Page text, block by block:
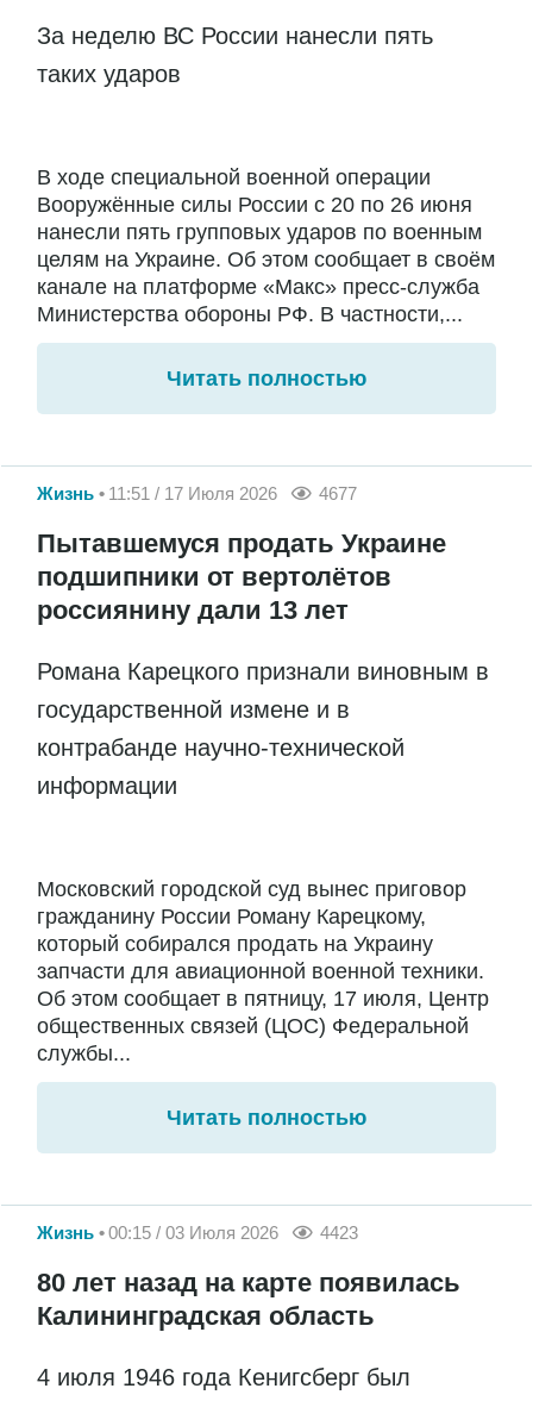
За неделю ВС России нанесли пять
таких ударов
В ходе специальной военной операции
Вооружённые силы России с 20 по 26 июня
нанесли пять групповых ударов по военным
целям на Украине. Об этом сообщает в своём
канале на платформе «Макс» пресс-служба
Министерства обороны РФ. В частности,...
Читать полностью
Жизнь 11:51 / 17 Июля 2026 4677
Пытавшемуся продать Украине
подшипники от вертолётов
россиянину дали 13 лет
Романа Карецкого признали виновным в
государственной измене и в
контрабанде научно-технической
информации
Московский городской суд вынес приговор
гражданину России Роману Карецкому,
который собирался продать на Украину
запчасти для авиационной военной техники.
Об этом сообщает в пятницу, 17 июля, Центр
общественных связей (ЦОС) Федеральной
службы...
Читать полностью
Жизнь 00:15 / 03 Июля 2026 4423
80 лет назад на карте появилась
Калининградская область
4 июля 1946 года Кенигсберг был